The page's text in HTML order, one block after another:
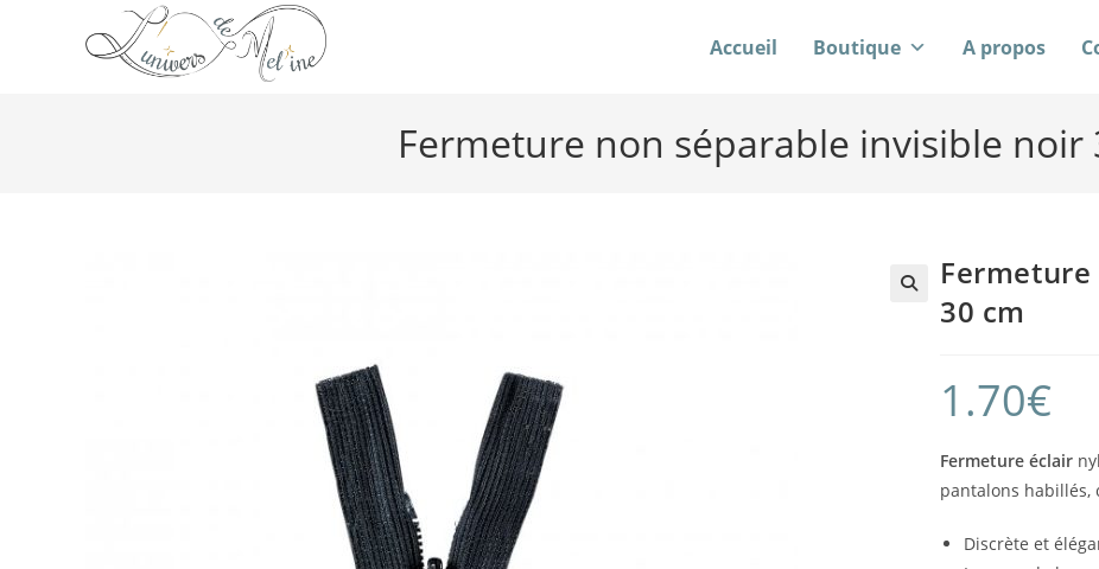
Accueil Boutique A propos
Fermeture non séparable invisible noir
30 cm
1.70€
Fermeture éclair
pantalons habillés,
Discrète et